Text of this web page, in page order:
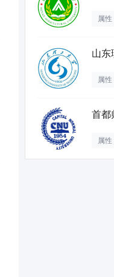
属性
山东
属性
首都
属性